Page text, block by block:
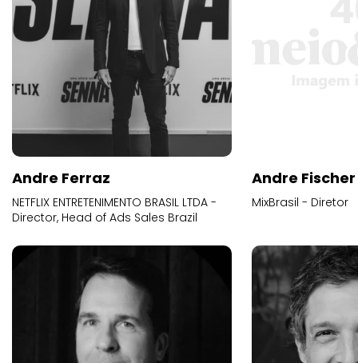
Andre Ferraz
NETFLIX ENTRETENIMENTO BRASIL LTDA -
Director, Head of Ads Sales Brazil
Andre Fischer
MixBrasil - Diretor